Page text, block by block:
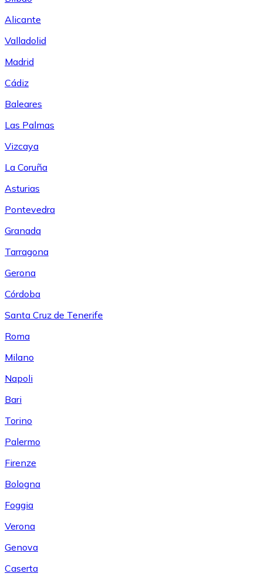
Alicante
Valladolid
Madrid
Cádiz
Baleares
Las Palmas
Vizcaya
La Coruña
Asturias
Pontevedra
Granada
Tarragona
Gerona
Córdoba
Santa Cruz de Tenerife
Roma
Milano
Napoli
Bari
Torino
Palermo
Firenze
Bologna
Foggia
Verona
Genova
Caserta